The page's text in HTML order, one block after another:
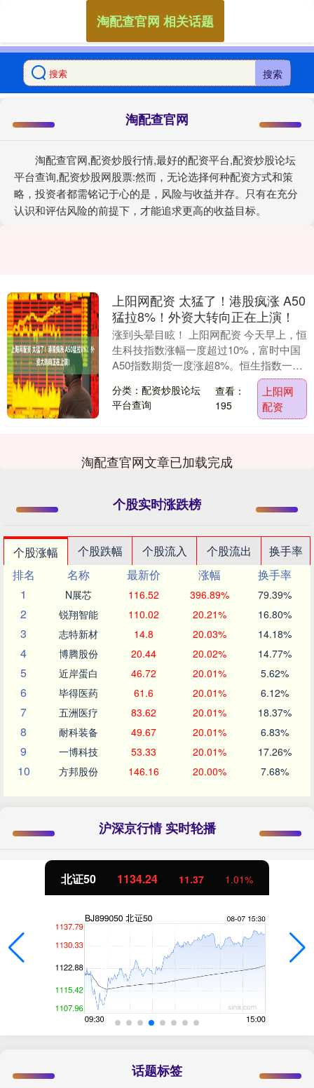
搜索
淘配查官网
淘配查官网,配资炒股行情,最好的配资平台,配资炒股论坛
平台查询,配资炒股网股票:然而，无论选择何种配资方式和策
略，投资者都需铭记于心的是，风险与收益并存。只有在充分
认识和评估风险的前提下，才能追求更高的收益目标。
淘配查官网 相关话题
上阳网配资 太猛了！港股疯涨 A50
猛拉8%！外资大转向正在上演！
涨到头晕目眩！ 上阳网配资 今天早上，恒
生科技指数涨幅一度超过10%，富时中国
A50指数期货一度涨超8%。恒生指数一度
上涨超6%，国企指数一度涨超7%。截至
港股....
分类：配资炒股论坛
平台查询
查看：
195
上阳网
配资
淘配查官网文章已加载完成
个股实时涨跌榜
个股涨幅 个股跌幅 个股流入 个股流出
换手率
排名
名称 最新价 涨幅
换手率
1
N展芯 116.52 396.89% 79.39%
2 锐翔智能 110.02 20.21% 16.80%
3 志特新材 14.8 20.03% 14.18%
4 博腾股份 20.44 20.02% 14.77%
5 近岸蛋白 46.72 20.01% 5.62%
6 毕得医药 61.6 20.01% 6.12%
7 五洲医疗 83.62 20.01% 18.37%
8 耐科装备 49.67 20.01% 6.83%
9 一博科技 53.33 20.01% 17.26%
10 方邦股份 146.16 20.00% 7.68%
沪深京行情 实时轮播
北证50 1134.24 11.37 1.01%
话题标签